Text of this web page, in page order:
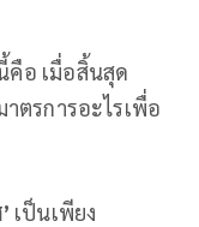
คือ เมื่อสิ้นสุด
ตรการอะไรเพื่อ
เป็นเพียง